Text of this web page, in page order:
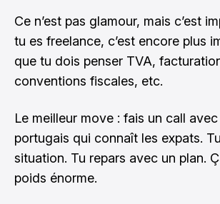
Ce n’est pas glamour, mais c’est
tu es freelance, c’est encore plus
que tu dois penser TVA,
conventions fiscales, etc.
Le meilleur move : fais un call
portugais qui connaît les expats.
situation. Tu repars avec un plan.
poids énorme.